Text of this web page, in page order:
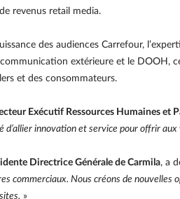
revenus retail media.
des audiences Carrefour,
extérieure et le DOOH,
et des consommateurs.
Exécutif Ressources Humaines et
d’allier innovation et service pour offrir
Directrice Générale de Carmila, a
commerciaux. Nous créons de nouvelles
»